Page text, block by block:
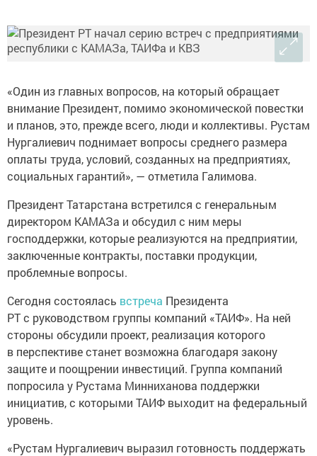
«Один из главных вопросов, на который обращает
внимание Президент, помимо экономической повестки
и планов, это, прежде всего, люди и коллективы. Рустам
Нургалиевич поднимает вопросы среднего размера
оплаты труда, условий, созданных на предприятиях,
социальных гарантий», — отметила Галимова.
Президент Татарстана встретился с генеральным
директором КАМАЗа и обсудил с ним меры
господдержки, которые реализуются на предприятии,
заключенные контракты, поставки продукции,
проблемные вопросы.
Сегодня состоялась встреча Президента
РТ с руководством группы компаний «ТАИФ». На ней
стороны обсудили проект, реализация которого
в перспективе станет возможна благодаря закону
защите и поощрении инвестиций. Группа компаний
попросила у Рустама Минниханова поддержки
инициатив, с которыми ТАИФ выходит на федеральный
уровень.
«Рустам Нургалиевич выразил готовность поддержать